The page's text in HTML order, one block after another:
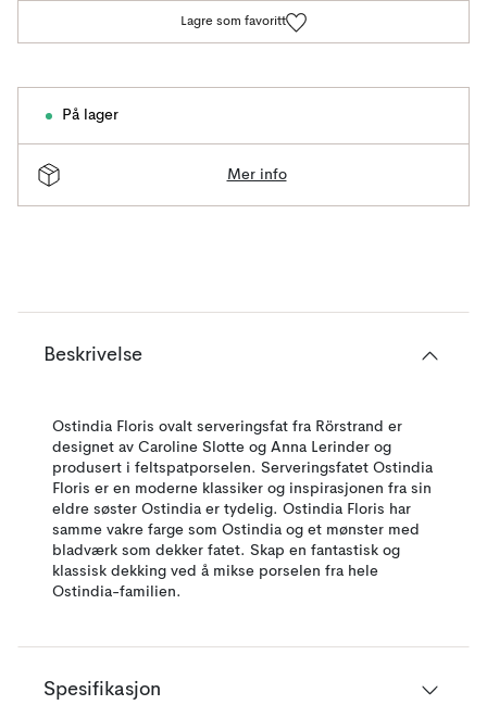
Lagre som favoritt
På lager
Mer info
Beskrivelse
Ostindia Floris ovalt serveringsfat fra Rörstrand er
designet av Caroline Slotte og Anna Lerinder og
produsert i feltspatporselen. Serveringsfatet Ostindia
Floris er en moderne klassiker og inspirasjonen fra sin
eldre søster Ostindia er tydelig. Ostindia Floris har
samme vakre farge som Ostindia og et mønster med
bladværk som dekker fatet. Skap en fantastisk og
klassisk dekking ved å mikse porselen fra hele
Ostindia-familien.
Spesifikasjon